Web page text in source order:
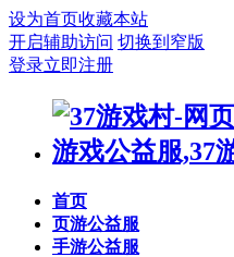
设为首页收藏本站
开启辅助访问 切换到窄版
登录立即注册
首页
页游公益服
手游公益服